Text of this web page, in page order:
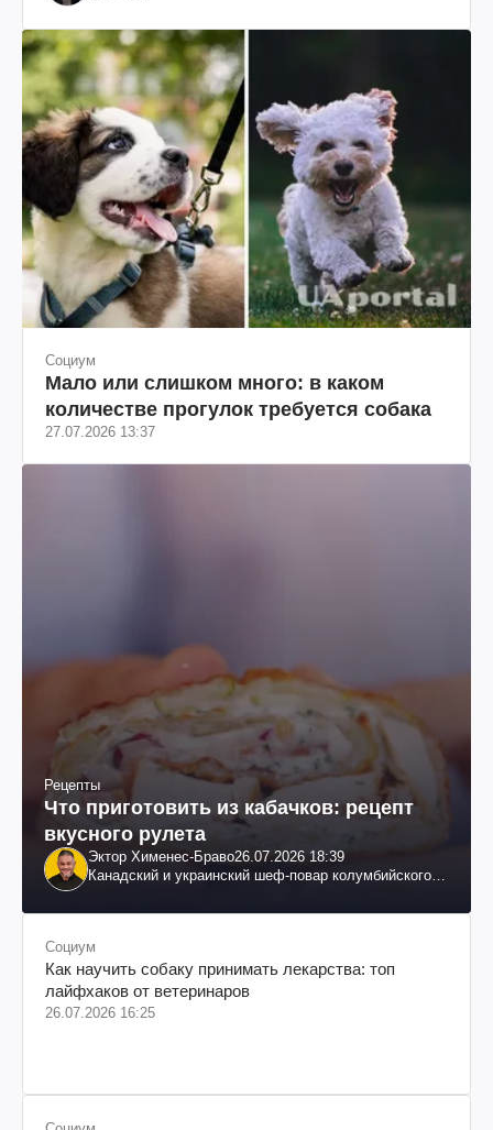
Социум
Мало или слишком много: в каком
количестве прогулок требуется собака
27.07.2026 13:37
Рецепты
Что приготовить из кабачков: рецепт
вкусного рулета
Эктор Хименес-Браво26.07.2026 18:39
Канадский и украинский шеф-повар колумбийского
Социум
Как научить собаку принимать лекарства: топ
лайфхаков от ветеринаров
26.07.2026 16:25